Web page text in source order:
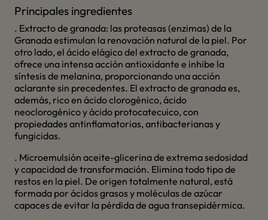
Principales ingredientes
. Extracto de granada: las proteasas (enzimas) de la
Granada estimulan la renovación natural de la piel. Por
otro lado, el ácido elágico del extracto de granada,
ofrece una intensa acción antioxidante e inhibe la
síntesis de melanina, proporcionando una acción
aclarante sin precedentes. El extracto de granada es,
además, rico en ácido clorogénico, ácido
neoclorogénico y ácido protocatecuico, con
propiedades antinflamatorias, antibacterianas y
fungicidas.
. Microemulsión aceite-glicerina de extrema sedosidad
y capacidad de transformación. Elimina todo tipo de
restos en la piel. De origen totalmente natural, está
formada por ácidos grasos y moléculas de azúcar
capaces de evitar la pérdida de agua transepidérmica.